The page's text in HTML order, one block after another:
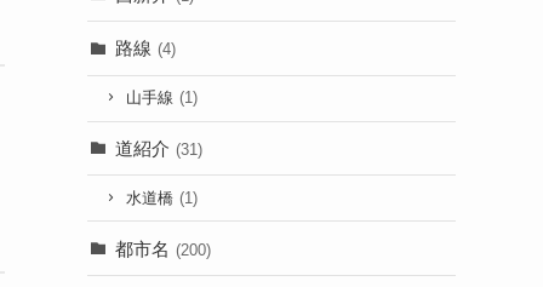
路線 (4)
山手線 (1)
道紹介 (31)
水道橋 (1)
都市名 (200)